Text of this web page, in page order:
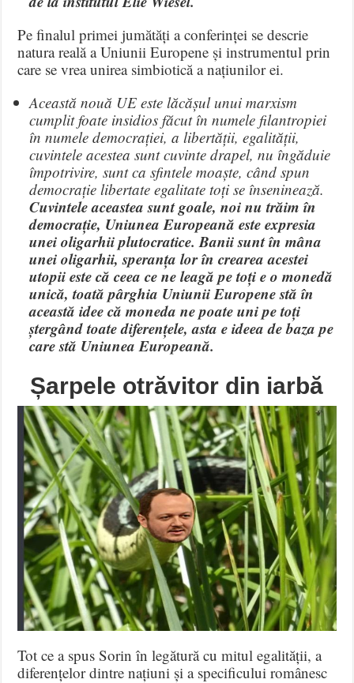
Pe finalul primei jumătăți a conferinței se descrie
natura reală a Uniunii Europene și instrumentul prin
care se vrea unirea simbiotică a națiunilor ei.
Această nouă UE este lăcășul unui marxism
cumplit foate insidios făcut în numele filantropiei
în numele democrației, a libertății, egalității,
cuvintele acestea sunt cuvinte drapel, nu îngăduie
împotrivire, sunt ca sfintele moaște, când spun
democrație libertate egalitate toți se înseninează.
Cuvintele aceastea sunt goale, noi nu trăim în
democrație, Uniunea Europeană este expresia
unei oligarhii plutocratice. Banii sunt în mâna
unei oligarhii, speranța lor în crearea acestei
utopii este că ceea ce ne leagă pe toți e o monedă
unică, toată pârghia Uniunii Europene stă în
această idee că moneda ne poate uni pe toți
ștergând toate diferențele, asta e ideea de baza pe
care stă Uniunea Europeană.
Șarpele otrăvitor din iarbă
Tot ce a spus Sorin în legătură cu mitul egalității, a
diferențelor dintre națiuni și a specificului românesc